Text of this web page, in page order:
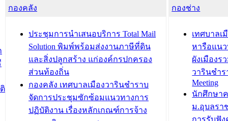
ความเรียบร้อยของสถานที่ในการเตรี
องคมนตรี
สำนักทะเบียนท้องถิ่นเทศบาลเมือง
วารินชำราบ ดำเนินการมอบทะเบียน
บ้าน ทร.14 และบัตรประจำตัว
ประชาชนบุคคลประเภท 8 แก่บุคคลที่
ได้รับการเพิ่มชื่อในทะเบียนบ้าน
(ท.ร.14) กรณีคนไม่มีสัญชาติไทยได้รับ
ความเสี่ย
ประชุมที
ชีวา สร้า
ขับเคลื่อน
“เมืองแห่
บทความ อื่นๆ ...
กองคลัง
ประชุมการนำเสนอบริการ Total Mail
Solution พิมพ์พร้อมส่งงานภาษีที่ดิน
และสิ่งปลูกสร้าง แก่องค์กรปกครอง
ส่วนท้องถิ่น
กองคลัง เทศบาลเมืองวารินชำราบ
จัดการประชุมซักซ้อมแนวทางการ
ปฏิบัติงาน เรื่องหลักเกณฑ์การจ้าง
กองช่าง
เทศบาลเ
หารือแน
ผังเมืองร
วารินชำร
Meeting
นักศึกษา
ม.อุบลรา
การรับฟั